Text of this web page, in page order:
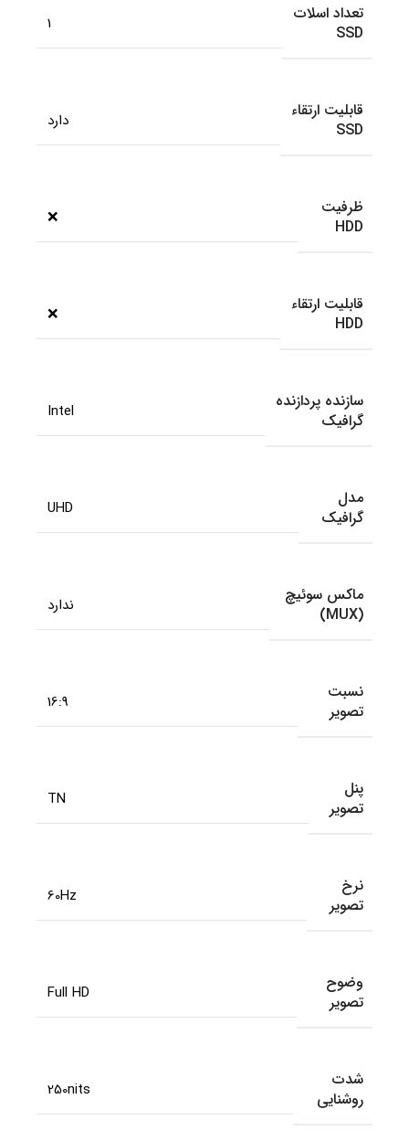
تعداد اسلات
SSD
1
قابلیت ارتقاء
SSD
دارد
ظرفیت
HDD
❌
قابلیت ارتقاء
HDD
❌
سازنده پردازنده
گرافیک
Intel
مدل
گرافیک
UHD
ماکس سوئیچ
(MUX)
ندارد
نسبت
تصویر
16:9
پنل
تصویر
TN
نرخ
تصویر
60Hz
وضوح
تصویر
Full HD
شدت
روشنایی
250nits